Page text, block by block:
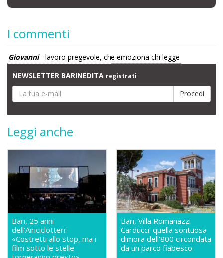
I commenti
Giovanni- lavoro pregevole, che emoziona chi legge
NEWSLETTER BARINEDITA registrati
Leggi anche
Bari, 25 anni
dell'Airiciclotteri:
«Costretti allo stop, ma i
film sotto le stelle
Bari, Villa Romanazzi
Carducci: quella sontuosa
dimora dell'800 circondata
da un parco fiabesco